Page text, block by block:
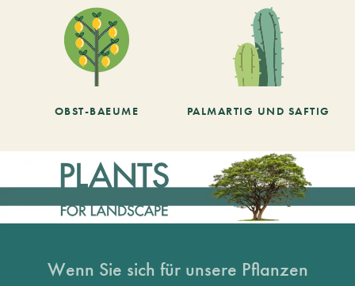
OBST-BAEUME PALMARTIG UND SAFTIG
Wenn Sie sich für unsere Pflanzen